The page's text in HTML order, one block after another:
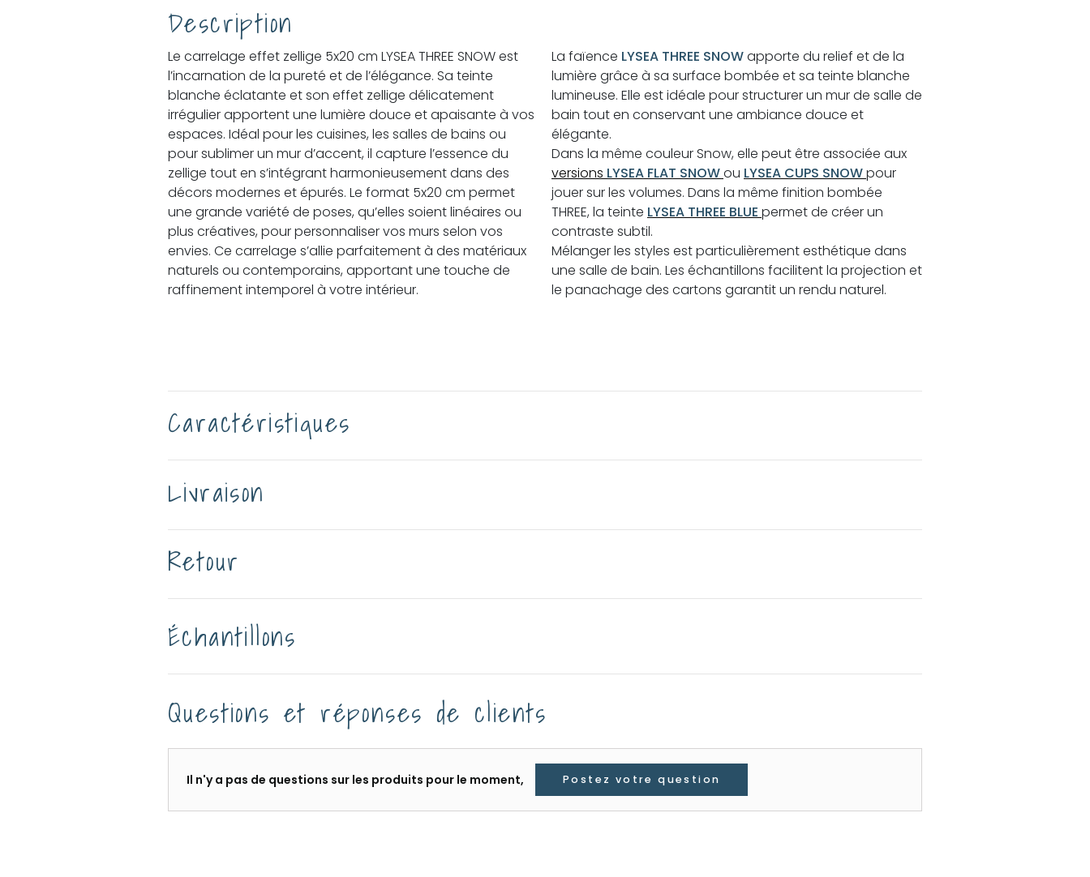
Description
Le carrelage effet zellige 5x20 cm LYSEA THREE SNOW est
l’incarnation de la pureté et de l’élégance. Sa teinte
blanche éclatante et son effet zellige délicatement
irrégulier apportent une lumière douce et apaisante à vos
espaces. Idéal pour les cuisines, les salles de bains ou
pour sublimer un mur d’accent, il capture l’essence du
zellige tout en s’intégrant harmonieusement dans des
décors modernes et épurés. Le format 5x20 cm permet
une grande variété de poses, qu’elles soient linéaires ou
plus créatives, pour personnaliser vos murs selon vos
envies. Ce carrelage s’allie parfaitement à des matériaux
naturels ou contemporains, apportant une touche de
raffinement intemporel à votre intérieur.
La faïence LYSEA THREE SNOWapporte du relief et de la
lumière grâce à sa surface bombée et sa teinte blanche
lumineuse. Elle est idéale pour structurer un mur de salle de
bain tout en conservant une ambiance douce et
élégante.
Dans la même couleur Snow, elle peut être associée aux
versions LYSEA FLAT SNOWou LYSEA CUPS SNOWpour
jouer sur les volumes. Dans la même finition bombée
THREE, la teinte LYSEA THREE BLUE permet de créer un
contraste subtil.
Mélanger les styles est particulièrement esthétique dans
une salle de bain. Les échantillons facilitent la projection et
le panachage des cartons garantit un rendu naturel.
Caractéristiques
Livraison
Retour
Échantillons
Questions et réponses de clients
Il n'y a pas de questions sur les produits pour le moment, Postez votre question